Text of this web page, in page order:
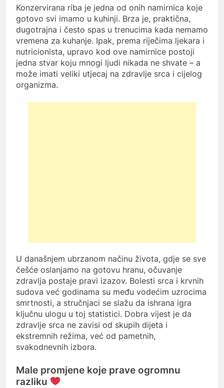
Konzervirana riba je jedna od onih namirnica koje
gotovo svi imamo u kuhinji. Brza je, praktična,
dugotrajna i često spas u trenucima kada nemamo
vremena za kuhanje. Ipak, prema riječima ljekara i
nutricionista, upravo kod ove namirnice postoji
jedna stvar koju mnogi ljudi nikada ne shvate – a
može imati veliki utjecaj na zdravlje srca i cijelog
organizma.
U današnjem ubrzanom načinu života, gdje se sve
češće oslanjamo na gotovu hranu, očuvanje
zdravlja postaje pravi izazov. Bolesti srca i krvnih
sudova već godinama su među vodećim uzrocima
smrtnosti, a stručnjaci se slažu da ishrana igra
ključnu ulogu u toj statistici. Dobra vijest je da
zdravlje srca ne zavisi od skupih dijeta i
ekstremnih režima, već od pametnih,
svakodnevnih izbora.
Male promjene koje prave ogromnu
razliku